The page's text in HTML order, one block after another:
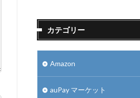
カテゴリー
Amazon
auPay マーケット